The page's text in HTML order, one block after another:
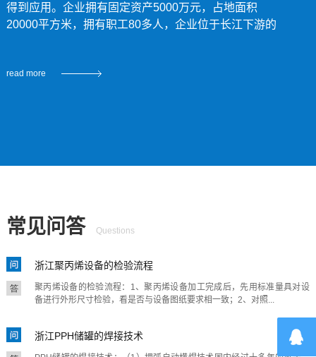
得到应用。企业拥有固定资产5000万元，占地面积
20000平方米，拥有职工80多人，企业位于长江下游的
为扩大经营规模奠定了基础，我们将以实惠的价格、完
read more
常见问答 Questions
浙江聚丙烯设备的检验流程
聚丙烯设备的检验流程：1、聚丙烯设备加工完成后，先用标准量具对设
备进行外形尺寸检验，看是否与设备图纸要求相一致；2、对照...
浙江PPH储罐的焊接技术